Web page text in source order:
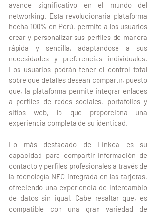
avance significativo en el mundo del
networking. Esta revolucionaria plataforma
hecha 100% en Perú, permite a los usuarios
crear y personalizar sus perfiles de manera
rápida y sencilla, adaptándose a sus
necesidades y preferencias individuales.
Los usuarios podrán tener el control total
sobre qué detalles desean compartir, puesto
que, la plataforma permite integrar enlaces
a perfiles de redes sociales, portafolios y
sitios web, lo que proporciona una
experiencia completa de su identidad.
Lo más destacado de Linkea es su
capacidad para compartir información de
contacto y perfiles profesionales a través de
la tecnología NFC integrada en las tarjetas,
ofreciendo una experiencia de intercambio
de datos sin igual. Cabe resaltar que, es
compatible con una gran variedad de